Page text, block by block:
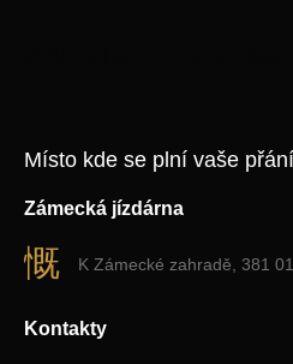
Místo kde se plní vaše
Zámecká jízdárna
K Zámecké zahradě, 381
Kontakty